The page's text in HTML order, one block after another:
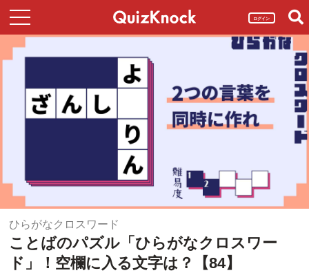
ログイン
ひらがなクロスワード
ことばのパズル「ひらがなクロスワー
ド」！空欄に入る文字は？【84】